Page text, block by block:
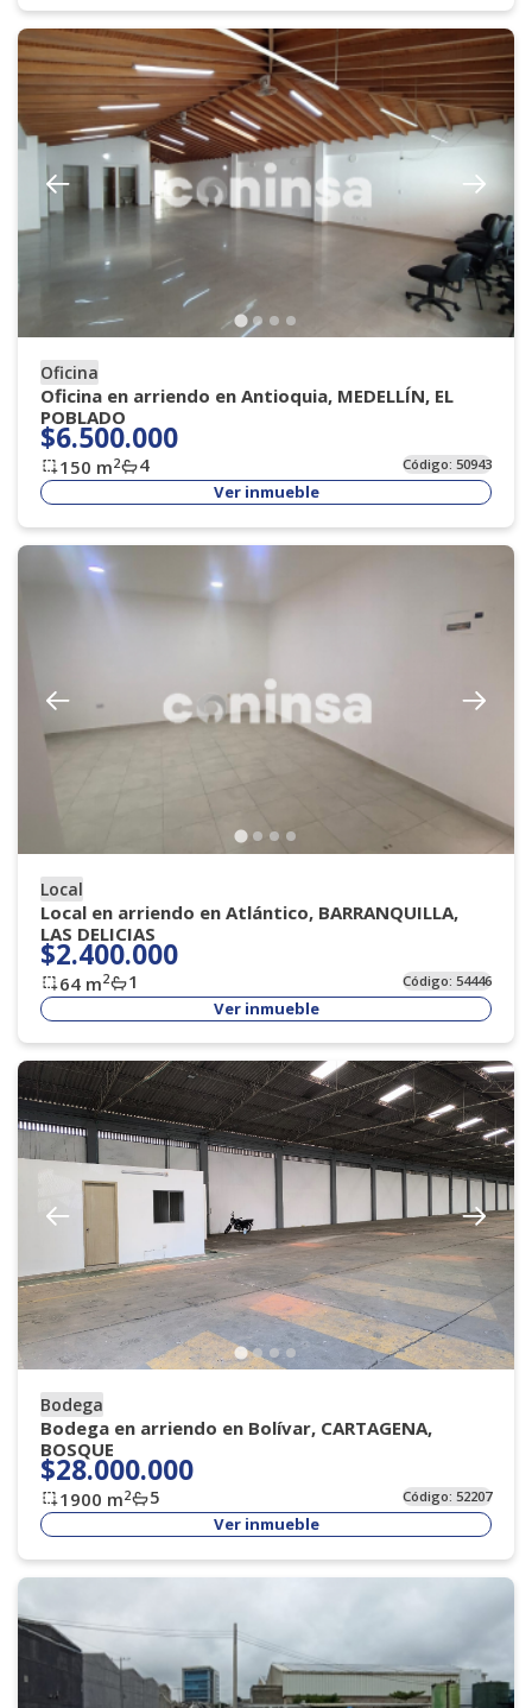
Oficina
Oficina en arriendo en Antioquia, MEDELLÍN, EL
POBLADO
$6.500.000
150 m2 4 Código:50943
Ver inmueble
Local
Local en arriendo en Atlántico, BARRANQUILLA,
LAS DELICIAS
$2.400.000
64m2 1 Código: 54446
Ver inmueble
Bodega
Bodega en arriendo en Bolívar, CARTAGENA,
BOSQUE
$28.000.000
1900 m2 5 Código:52207
Ver inmueble